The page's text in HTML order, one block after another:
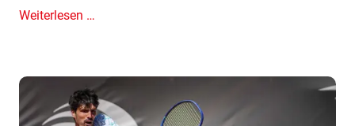
a
u
s
Weiterlesen …
v
e
r